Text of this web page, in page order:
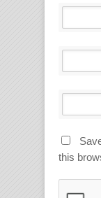
this